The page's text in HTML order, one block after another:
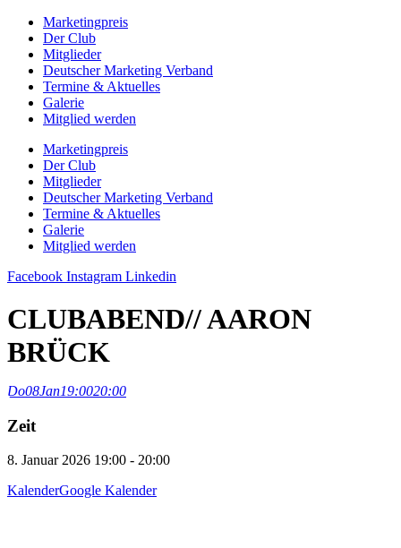
Zum
Inhalt
springen
Marketingpreis
Der Club
Mitglieder
Deutscher Marketing Verband
Termine & Aktuelles
Galerie
Mitglied werden
Marketingpreis
Der Club
Mitglieder
Deutscher Marketing Verband
Termine & Aktuelles
Galerie
Mitglied werden
Facebook Instagram Linkedin
CLUBABEND// AARON
BRÜCK
Do08Jan19:0020:00
Zeit
8. Januar 2026 19:00 - 20:00
KalenderGoogle Kalender